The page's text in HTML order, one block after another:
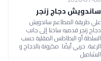
ساندويش دجاج زنجر
علي طريقة المطاعم ساندويش
دجاج زنجر قدميه ساخنا إلى جانب
السلطة أو البطاطس المقلية حسب
الرغبة. جربي أيضًا: مكرونة بالدجاج و
البشاميل